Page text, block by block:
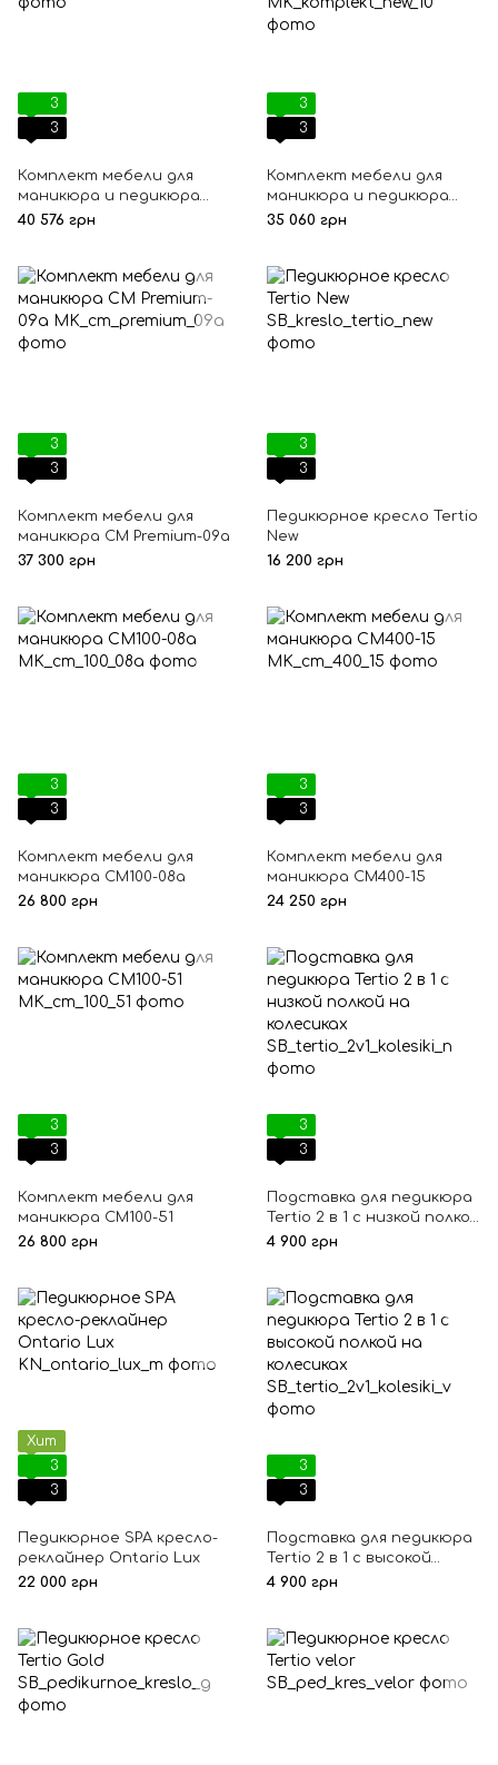
3
3
Комплект мебели для
маникюра и педикюра
New
40 576 грн
3
3
Комплект мебели для
маникюра и педикюра
New 10
35 060 грн
3
3
Комплект мебели для
маникюра CM Premium-09а
37 300 грн
3
3
Педикюрное кресло Tertio
New
16 200 грн
3
3
Комплект мебели для
маникюра СМ100-08а
26 800 грн
3
3
Комплект мебели для
маникюра СМ400-15
24 250 грн
3
3
Комплект мебели для
маникюра СМ100-51
26 800 грн
3
3
Подставка для педикюра
Tertio 2 в 1 с низкой полкой
на колесиках, Низкая
4 900 грн
Хит
3
3
Педикюрное SPA кресло-
реклайнер Ontario Lux
22 000 грн
3
3
Подставка для педикюра
Tertio 2 в 1 с высокой
полкой на колесиках
4 900 грн